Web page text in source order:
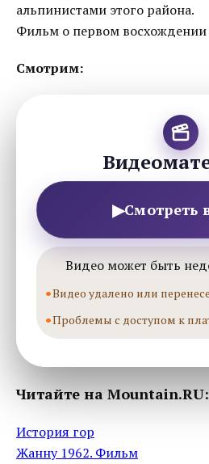
альпинистами этого района.
Фильм о первом
Смотрим:
▶Смотреть
Видео может быть
Видео удалено или
Проблемы с доступом к
Читайте на Mountain.RU:
История гор
Жанну 1962. Фильм